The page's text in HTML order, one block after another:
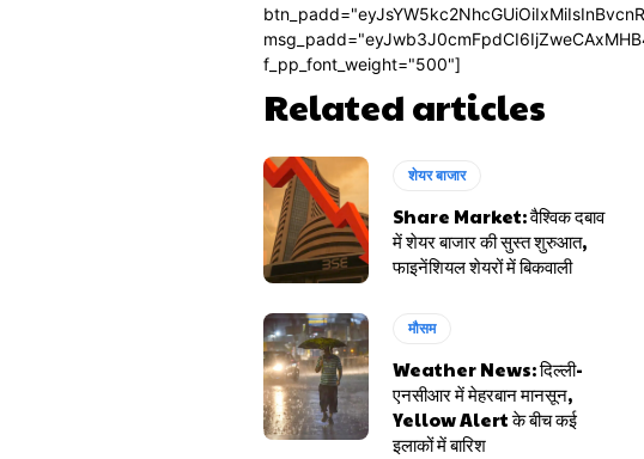
f_pp_font_weight="500"]
Related articles
शेयर बाजार
Share Market: वैश्विक दबाव
में शेयर बाजार की सुस्त शुरुआत,
फाइनेंशियल शेयरों में बिकवाली
मौसम
Weather News: दिल्ली-
एनसीआर में मेहरबान मानसून,
Yellow Alert के बीच कई
इलाकों में बारिश